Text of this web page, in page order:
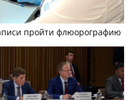
пройти флюорографию